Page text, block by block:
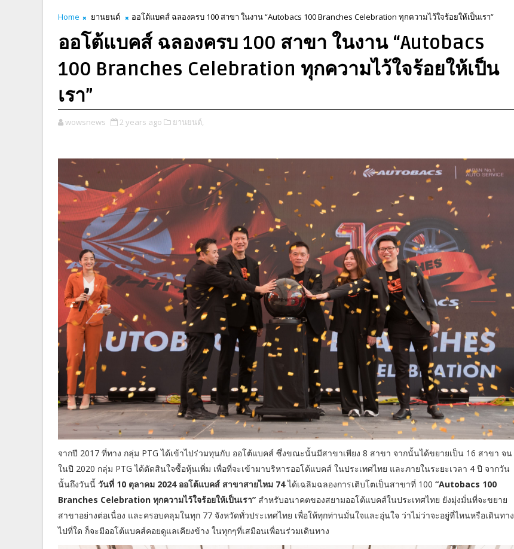
Home ยานยนต์ ออโต้แบคส์ ฉลองครบ 100 สาขา ในงาน “Autobacs 100 Branches Celebration ทุกความไว้ใจร้อยให้เป็นเรา”
ออโต้แบคส์ ฉลองครบ 100 สาขา ในงาน “Autobacs
100 Branches Celebration ทุกความไว้ใจร้อยให้เป็น
เรา”
wowsnews 2 years ago ยานยนต์,
จากปี 2017 ที่ทาง กลุ่ม PTG ได้เข้าไปร่วมทุนกับ ออโต้แบคส์ ซึ่งขณะนั้นมีสาขาเพียง 8 สาขา จากนั้นได้ขยายเป็น 16 สาขา จน
ในปี 2020 กลุ่ม PTG ได้ตัดสินใจซื้อหุ้นเพิ่ม เพื่อที่จะเข้ามาบริหารออโต้แบคส์ ในประเทศไทย และภายในระยะเวลา 4 ปี จากวัน
นั้นถึงวันนี้ วันที่ 10 ตุลาคม 2024 ออโต้แบคส์ สาขาสายไหม 74ได้เฉลิมฉลองการเติบโตเป็นสาขาที่ 100 “Autobacs 100
Branches Celebration ทุกความไว้ใจร้อยให้เป็นเรา” สำหรับอนาคตของสยามออโต้แบคส์ในประเทศไทย ยังมุ่งมั่นที่จะขยาย
สาขาอย่างต่อเนื่อง และครอบคลุมในทุก 77 จังหวัดทั่วประเทศไทย เพื่อให้ทุกท่านมั่นใจและอุ่นใจ ว่าไม่ว่าจะอยู่ที่ไหนหรือเดินทาง
ไปที่ใด ก็จะมีออโต้แบคส์คอยดูแลเคียงข้าง ในทุกๆที่เสมือนเพื่อนร่วมเดินทาง